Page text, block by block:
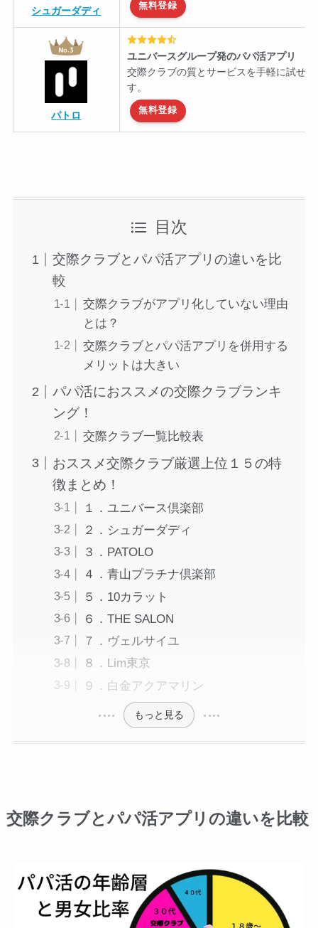
シュガーダディ 無料登録
パトロ
ユニバースグループ発のパパ活アプリ
交際クラブの質とサービスを手軽に試せ
す。
無料登録
目次
交際クラブとパパ活アプリの違いを比
較
交際クラブがアプリ化していない理由
とは？
交際クラブとパパ活アプリを併用する
メリットは大きい
パパ活におススメの交際クラブランキ
ング！
交際クラブ一覧比較表
おススメ交際クラブ厳選上位１５の特
徴まとめ！
１．ユニバース倶楽部
２．シュガーダディ
３．PATOLO
４．青山プラチナ倶楽部
５．10カラット
６．THE SALON
７．ヴェルサイユ
８．Lim東京
９．白金アクアマリン
もっと見る
交際クラブとパパ活アプリの違いを比較